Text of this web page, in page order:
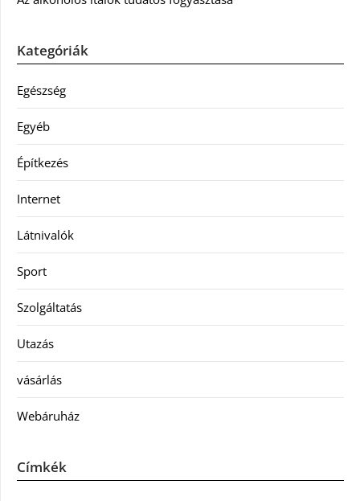
Kategóriák
Egészség
Egyéb
Építkezés
Internet
Látnivalók
Sport
Szolgáltatás
Utazás
vásárlás
Webáruház
Címkék